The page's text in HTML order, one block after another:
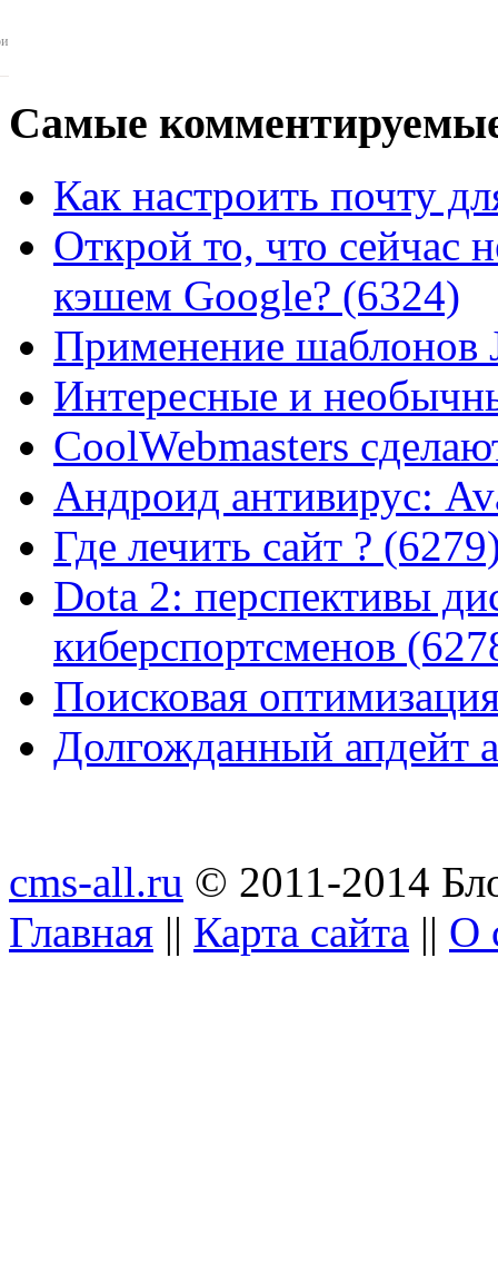
Самые
Как настроить почту
Открой то, что сейчас
кэшем Google? (6324)
Применение шаблонов
Интересные и
CoolWebmasters
Андроид антивирус:
Где лечить сайт ?
Dota 2: перспективы
киберспортсменов
Поисковая
Долгожданный апдейт
cms-all.ru © 2011-2014
Главная || Карта сайта || О